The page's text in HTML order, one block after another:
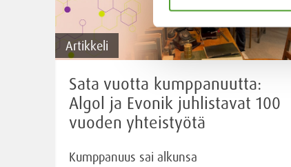
Artikkeli
Sata vuotta kumppanuutta:
Algol ja Evonik juhlistavat 100
vuoden yhteistyötä
Kumppanuus sai alkunsa